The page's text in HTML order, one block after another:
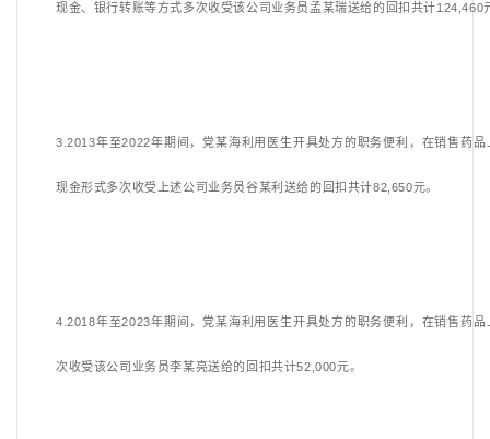
现金、银行转账等方式多次收受该公司业务员孟某瑞送给的回扣共计124,460
3.2013年至2022年期间，党某海利用医生开具处方的职务便利，在销售药
现金形式多次收受上述公司业务员谷某利送给的回扣共计82,650元。
4.2018年至2023年期间，党某海利用医生开具处方的职务便利，在销售药
次收受该公司业务员李某亮送给的回扣共计52,000元。